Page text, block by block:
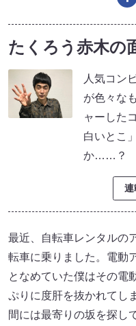
たくろう赤木の
人気コン
が色々な
ャーした
白いとこ
か……？
連
最近、自転車レンタルの
転車に乗りました。電動
となめていた僕はその電
ぷりに度肝を抜かれてし
間には最寄りの坂を探し